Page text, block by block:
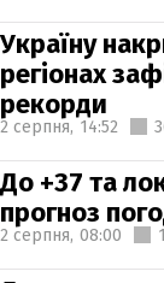
Україну
регіонах
рекорди
2 серпня, 14:52
До +37 та
прогноз
2 серпня, 08:00